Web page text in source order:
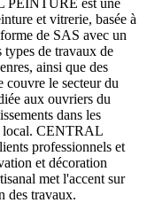
et vitrerie, basée à
de SAS avec un
de travaux de
ainsi que des
couvre le secteur du
aux ouvriers du
dans les
local. CENTRAL
professionnels et
et décoration
met l'accent sur
des travaux.